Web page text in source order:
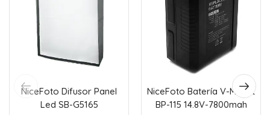
NiceFoto Difusor Panel
Led SB-G5165
NiceFoto Batería V-Mount
BP-115 14.8V-7800mah